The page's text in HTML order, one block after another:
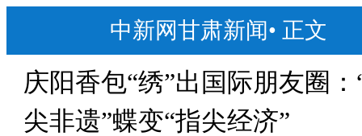
中新网甘肃新闻• 正文
庆阳香包“绣”出国际朋友圈：
尖非遗”蝶变“指尖经济”